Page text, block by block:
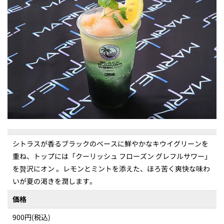
シトラスが香るブラックのベースに鮮やかなキウイグリーンを
重ね、トップには「クーリッシュ フローズン グレフルサワー」
を贅沢にオン 。レモンとミントを添えた、ほろ苦く爽快な味わ
いが夏の渇きを潤します。
価格
900円(税込)